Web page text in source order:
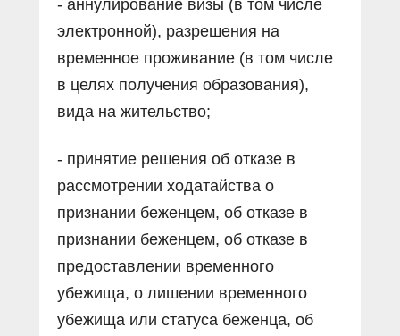
- аннулирование визы (в том числе
электронной), разрешения на
временное проживание (в том числе
в целях получения образования),
вида на жительство;
- принятие решения об отказе в
рассмотрении ходатайства о
признании беженцем, об отказе в
признании беженцем, об отказе в
предоставлении временного
убежища, о лишении временного
убежища или статуса беженца, об